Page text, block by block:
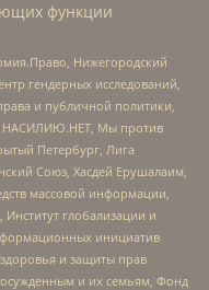
функции
Нижегородский
гендерных исследований,
и публичной политики,
НАСИЛИЮ.НЕТ, Мы против
Петербург, Лига
Союз, Хасдей Ерушалаим,
массовой информации,
глобализации и
инициатив
и защиты прав
и их семьям, Фонд